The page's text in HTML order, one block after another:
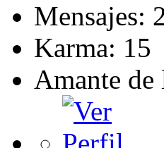
Mensajes:
Karma: 15
Amante de